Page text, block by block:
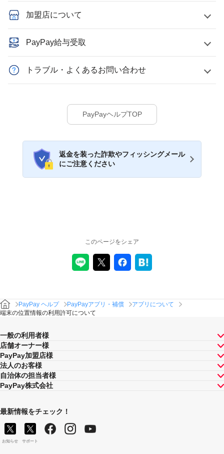
加盟店について
PayPay給与受取
トラブル・よくあるお問い合わせ
PayPayヘルプTOP
返金を装った詐欺やフィッシングメール
にご注意ください
このページをシェア
PayPay ヘルプ PayPayアプリ・補償
アプリについて
端末の位置情報の利用許可について
一般の利用者様
店舗オーナー様
PayPay加盟店様
法人のお客様
自治体の担当者様
PayPay株式会社
最新情報をチェック！
お知らせ サポート